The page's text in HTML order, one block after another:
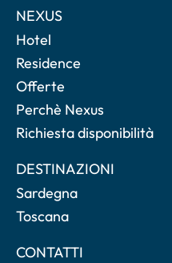
NEXUS
Hotel
Residence
Offerte
Perchè Nexus
Richiesta disponibilità
DESTINAZIONI
Sardegna
Toscana
CONTATTI